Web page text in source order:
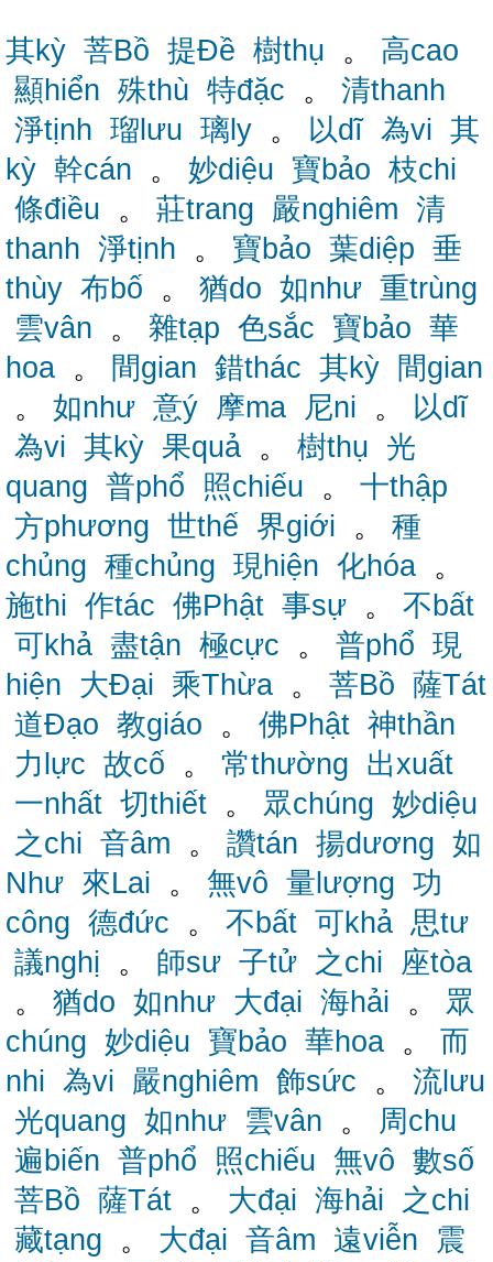
其kỳ 菩Bồ 提Đề 樹thụ 。 高cao
顯hiển 殊thù 特đặc 。 清thanh
淨tịnh 瑠lưu 璃ly 。 以dĩ 為vi 其
kỳ 幹cán 。 妙diệu 寶bảo 枝chi
條điều 。 莊trang 嚴nghiêm 清
thanh 淨tịnh 。 寶bảo 葉diệp 垂
thùy 布bố 。 猶do 如như 重trùng
雲vân 。 雜tạp 色sắc 寶bảo 華
hoa 。 間gian 錯thác 其kỳ
間gian
。 如như 意ý 摩ma 尼ni 。 以dĩ
為vi 其kỳ 果quả 。 樹thụ 光
quang 普phổ 照chiếu 。 十thập
方phương 世thế 界giới 。 種
chủng 種chủng 現hiện 化hóa 。
施thi 作tác 佛Phật 事sự 。 不bất
可khả 盡tận 極cực 。 普phổ 現
hiện 大Đại 乘Thừa 。 菩Bồ 薩Tát
道Đạo 教giáo 。 佛Phật 神thần
力lực 故cố 。 常thường 出xuất
一nhất 切thiết 。 眾chúng 妙diệu
之chi 音âm 。 讚tán 揚dương 如
Như 來Lai 。 無vô 量lượng 功
công 德đức 。 不bất 可khả 思tư
議nghị 。 師sư 子tử 之chi
座tòa
。 猶do 如như 大đại 海hải 。 眾
chúng 妙diệu 寶bảo 華hoa 。 而
nhi 為vi 嚴nghiêm 飾sức 。 流lưu
光quang 如như 雲vân 。 周chu
遍biến 普phổ 照chiếu 無vô 數số
菩Bồ 薩Tát 。 大đại 海hải
之chi
藏tạng 。 大đại 音âm 遠viễn
震